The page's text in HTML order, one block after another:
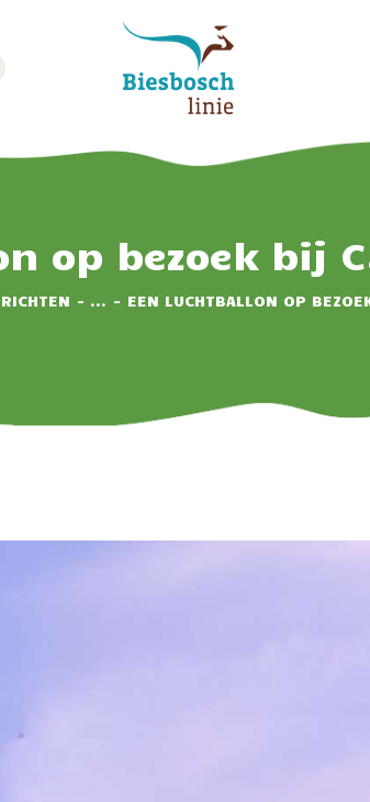
op bezoek bij
... EEN LUCHTBALLON OP
CAMPING OLDERSHOF
ACCOMMODATIE
RESERVEREN
IMPRESSIE
CONTACT